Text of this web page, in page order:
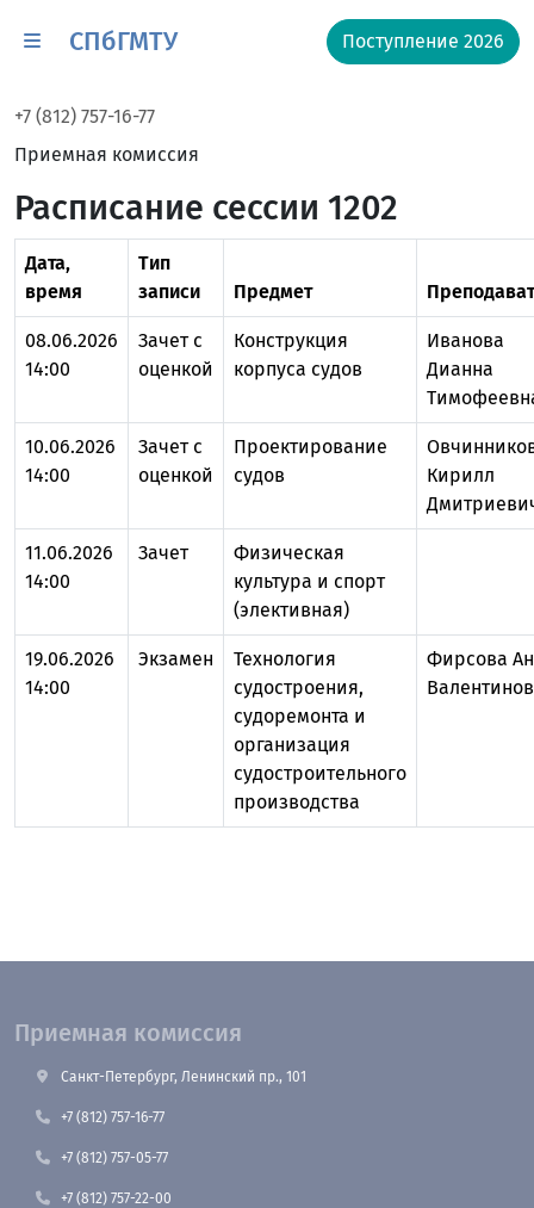
СПбГМТУ Поступление 2026
+7 (812) 757-16-77
Приемная комиссия
Расписание сессии 1202
Дата,
время
Тип
записи
Предмет
08.06.2026
14:00
Зачет с
оценкой
Конструкция
корпуса судов
Иванова
Дианна
10.06.2026
14:00
Зачет с
оценкой
Проектирование
судов
Кирилл
11.06.2026
14:00
Зачет
Физическая
культура и спорт
(элективная)
19.06.2026
14:00
Экзамен
Технология
судостроения,
судоремонта и
организация
судостроительного
производства
Фирсова
Приемная комиссия
Санкт-Петербург, Ленинский пр., 101
+7 (812) 757-16-77
+7 (812) 757-05-77
+7 (812) 757-22-00